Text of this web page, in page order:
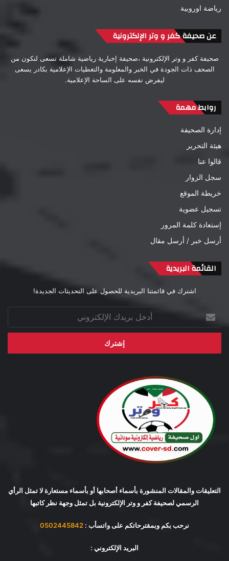
رياضة اوروبية
عن صحيفة كفر و وتر الإلكترونية
صحيفة كفر و وتر الإلكترونية ،صحيفة إخبارية رياضية شاملة تسعى لتكون من
الصحف ذات الجودة في الخبر والمعلومة والتغطيات الإعلامية بكادر يسعى
ليفرض نفسه على الساحة الإعلامية.
روابط مهمة
إدارة الصحيفة
هيئة التحرير
قالوا عنا
سجل الزوار
خريطة الموقع
تسجيل عضوية
إستعادة كلمة المرور
أرسل خبر / أرسل مقال
القائمة البريدية
اشترك في قائمتنا البريدية للحصول على التحديثات الجديدة!
بريدك
الإلكتروني
التعليقات والمقالات المنشورة بأسماء أصحابها أو بأسماء مستعارة لا تمثل الرأي
الرسمي لصحيفة كفر و وتر الإلكترونية بل تمثل وجهة نظر كاتبها
نرحب بكم وبمقترحاتكم على واتسأب : 0502445842
البريد الإلكتروني :